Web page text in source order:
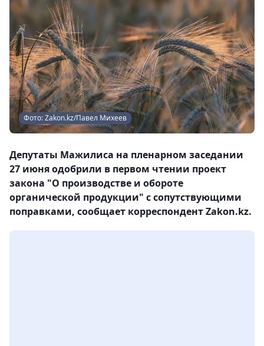
Фото: Zakon.kz/Павел Михеев
Депутаты Мажилиса на пленарном заседании
27 июня одобрили в первом чтении проект
закона "О производстве и обороте
органической продукции" с сопутствующими
поправками, сообщает корреспондент Zakon.kz.